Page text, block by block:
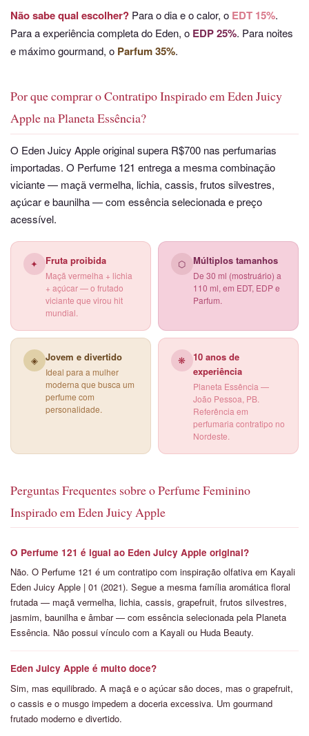
Não sabe qual escolher? Para o dia e o calor, o EDT 15%.
Para a experiência completa do Eden, o EDP 25%. Para noites
e máximo gourmand, o Parfum 35%.
Por que comprar o Contratipo Inspirado em Eden Juicy
Apple na Planeta Essência?
O Eden Juicy Apple original supera R$700 nas perfumarias
importadas. O Perfume 121 entrega a mesma combinação
viciante — maçã vermelha, lichia, cassis, frutos silvestres,
açúcar e baunilha — com essência selecionada e preço
acessível.
✦ Fruta proibida
Maçã vermelha + lichia
+ açúcar — o frutado
viciante que virou hit
mundial.
⬡ Múltiplos tamanhos
De 30 ml (mostruário) a
110 ml, em EDT, EDP e
Parfum.
◈ Jovem e divertido
Ideal para a mulher
moderna que busca um
perfume com
personalidade.
❋ 10 anos de
experiência
Planeta Essência —
João Pessoa, PB.
Referência em
perfumaria contratipo no
Nordeste.
Perguntas Frequentes sobre o Perfume Feminino
Inspirado em Eden Juicy Apple
O Perfume 121 é igual ao Eden Juicy Apple original?
Não. O Perfume 121 é um contratipo com inspiração olfativa em Kayali
Eden Juicy Apple | 01 (2021). Segue a mesma família aromática floral
frutada — maçã vermelha, lichia, cassis, grapefruit, frutos silvestres,
jasmim, baunilha e âmbar — com essência selecionada pela Planeta
Essência. Não possui vínculo com a Kayali ou Huda Beauty.
Eden Juicy Apple é muito doce?
Sim, mas equilibrado. A maçã e o açúcar são doces, mas o grapefruit,
o cassis e o musgo impedem a doceria excessiva. Um gourmand
frutado moderno e divertido.